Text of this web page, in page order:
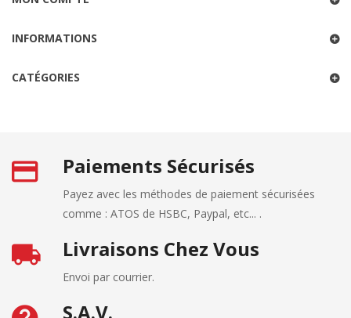
INFORMATIONS
CATÉGORIES
Paiements Sécurisés
Payez avec les méthodes de paiement sécurisées
comme : ATOS de HSBC, Paypal, etc... .
Livraisons Chez Vous
Envoi par courrier.
S.A.V.